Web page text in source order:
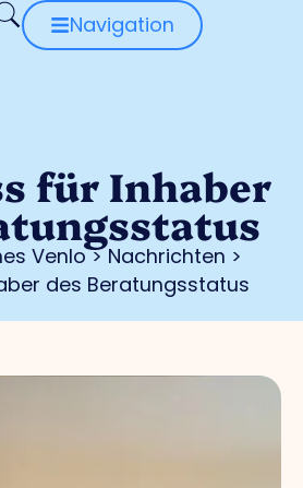
Navigation
für Inhaber
Venlo>Nachrichten >
des Beratungsstatus